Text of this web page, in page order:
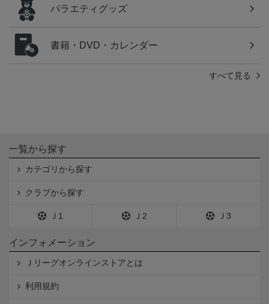
バラエティグッズ
書籍・DVD・カレンダー
すべて見る
一覧から探す
カテゴリから探す
クラブから探す
Ｊ1 Ｊ2 Ｊ3
インフォメーション
Ｊリーグオンラインストアとは
利用規約